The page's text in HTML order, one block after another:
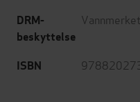
DRM-
beskyttelse
Vannmerket
ISBN